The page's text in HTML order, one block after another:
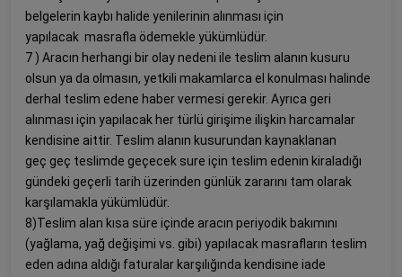
belgelerin kaybı halide yenilerinin alınması için
yapılacak masrafla ödemekle yükümlüdür.
7 ) Aracın herhangi bir olay nedeni ile teslim alanın kusuru
olsun ya da olmasın, yetkili makamlarca el konulması halinde
derhal teslim edene haber vermesi gerekir. Ayrıca geri
alınması için yapılacak her türlü girişime ilişkin harcamalar
kendisine aittir. Teslim alanın kusurundan kaynaklanan
geç geç teslimde geçecek sure için teslim edenin kiraladığı
gündeki geçerli tarih üzerinden günlük zararını tam olarak
karşılamakla yükümlüdür.
8)Teslim alan kısa süre içinde aracın periyodik bakımını
(yağlama, yağ değişimi vs. gibi) yapılacak masrafların teslim
eden adına aldığı faturalar karşılığında kendisine iade